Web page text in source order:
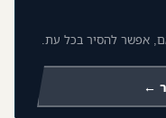
אפשר להסיר בכל עת.
←